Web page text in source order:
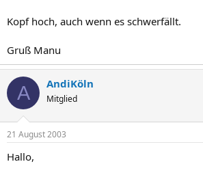
Kopf hoch, auch wenn es schwerfällt.
Gruß Manu
A AndiKöln
Mitglied
21 August 2003
Hallo,